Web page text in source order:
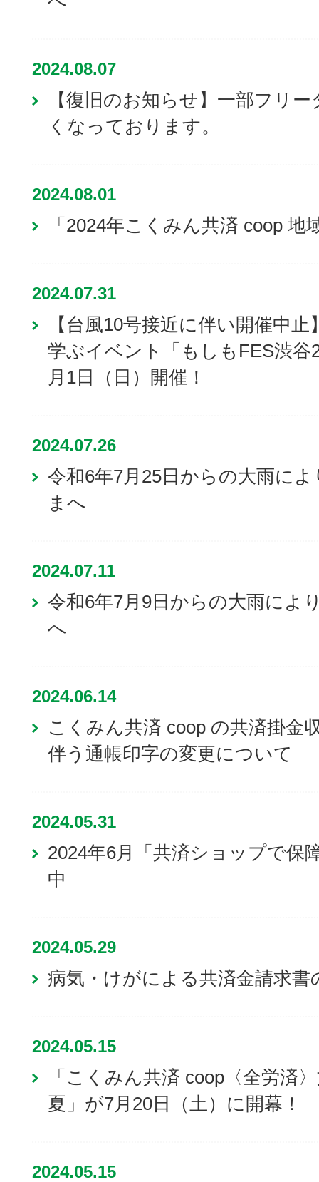
2024.08.07
【復旧のお知らせ】一部フリ
くなっております。
2024.08.01
「2024年こくみん共済 coop
2024.07.31
【台風10号接近に伴い開催中
学ぶイベント「もしもFES渋谷
月1日（日）開催！
2024.07.26
令和6年7月25日からの大雨に
まへ
2024.07.11
令和6年7月9日からの大雨によ
へ
2024.06.14
こくみん共済 coop の共済掛金
伴う通帳印字の変更について
2024.05.31
2024年6月「共済ショップで保
中
2024.05.29
病気・けがによる共済金請求
2024.05.15
「こくみん共済 coop〈全労済
夏」が7月20日（土）に開幕！
2024.05.15